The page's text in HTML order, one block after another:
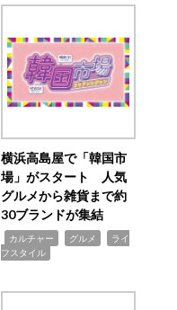
横浜高島屋で「韓国市
場」がスタート 人気
グルメから雑貨まで約
30ブランドが集結
カルチャー グルメ
ライ
フスタイル